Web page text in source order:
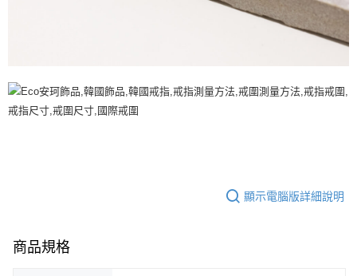
顯示電腦版詳細說明
商品規格